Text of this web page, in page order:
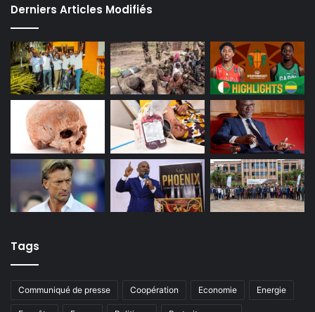
Derniers Articles Modifiés
Tags
Communiqué de presse Coopération Economie Energie